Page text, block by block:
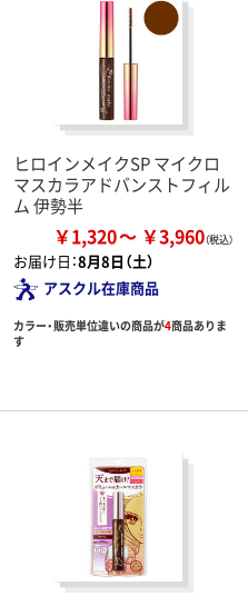
ヒロインメイクSP マイクロ
マスカラアドバンストフィル
ム 伊勢半
￥1,320 ￥3,960
お届け日：8月8日（土）
アスクル在庫商品
カラー・販売単位違いの商品が4商品ありま
す